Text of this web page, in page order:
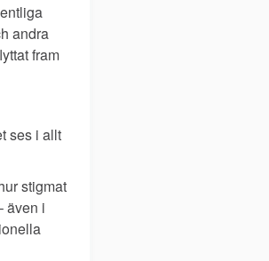
andra
fram
ses i allt
stigmat
även i